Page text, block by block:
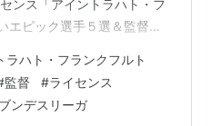
プ 1回
ンス「アイントラハト・フ
エピック選手５選＆監督３
選手５選＆監督３選 エピ
）｜日本 ２）オー
）｜ナイジェリア
ラハト・フランクフルト
監督 #ライセンス
ブンデスリーガ